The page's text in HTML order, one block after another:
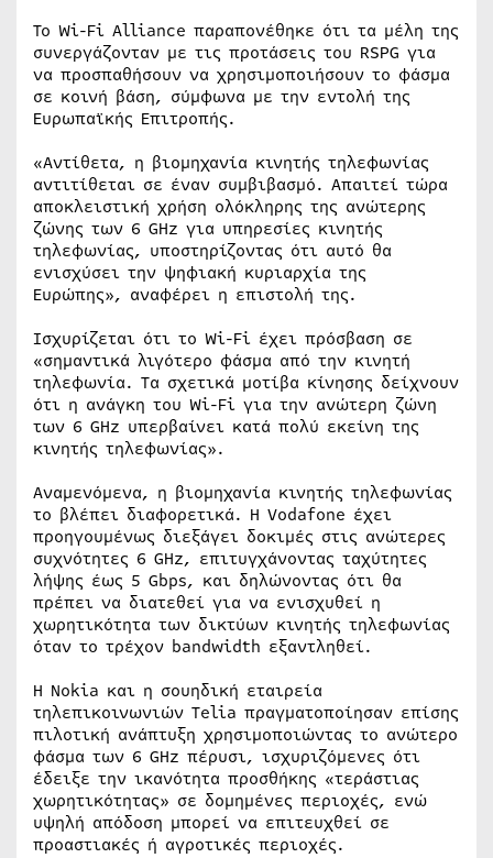
Το Wi-Fi Alliance παραπονέθηκε ότι τα μέλη της
συνεργάζονταν με τις προτάσεις του RSPG για
να προσπαθήσουν να χρησιμοποιήσουν το φάσμα
σε κοινή βάση, σύμφωνα με την εντολή της
Ευρωπαϊκής Επιτροπής.
«Αντίθετα, η βιομηχανία κινητής τηλεφωνίας
αντιτίθεται σε έναν συμβιβασμό. Απαιτεί τώρα
αποκλειστική χρήση ολόκληρης της ανώτερης
ζώνης των 6 GHz για υπηρεσίες κινητής
τηλεφωνίας, υποστηρίζοντας ότι αυτό θα
ενισχύσει την ψηφιακή κυριαρχία της
Ευρώπης», αναφέρει η επιστολή της.
Ισχυρίζεται ότι το Wi-Fi έχει πρόσβαση σε
«σημαντικά λιγότερο φάσμα από την κινητή
τηλεφωνία. Τα σχετικά μοτίβα κίνησης δείχνουν
ότι η ανάγκη του Wi-Fi για την ανώτερη ζώνη
των 6 GHz υπερβαίνει κατά πολύ εκείνη της
κινητής τηλεφωνίας».
Αναμενόμενα, η βιομηχανία κινητής τηλεφωνίας
το βλέπει διαφορετικά. Η Vodafone έχει
προηγουμένως διεξάγει δοκιμές στις ανώτερες
συχνότητες 6 GHz, επιτυγχάνοντας ταχύτητες
λήψης έως 5 Gbps, και δηλώνοντας ότι θα
πρέπει να διατεθεί για να ενισχυθεί η
χωρητικότητα των δικτύων κινητής τηλεφωνίας
όταν το τρέχον bandwidth εξαντληθεί.
Η Nokia και η σουηδική εταιρεία
τηλεπικοινωνιών Telia πραγματοποίησαν επίσης
πιλοτική ανάπτυξη χρησιμοποιώντας το ανώτερο
φάσμα των 6 GHz πέρυσι, ισχυριζόμενες ότι
έδειξε την ικανότητα προσθήκης «τεράστιας
χωρητικότητας» σε δομημένες περιοχές, ενώ
υψηλή απόδοση μπορεί να επιτευχθεί σε
προαστιακές ή αγροτικές περιοχές.